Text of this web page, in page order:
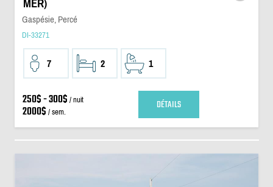
MER)
Gaspésie, Percé
DI-33271
7 2 1
250$ - 300$ / nuit
2000$ / sem. DÉTAILS